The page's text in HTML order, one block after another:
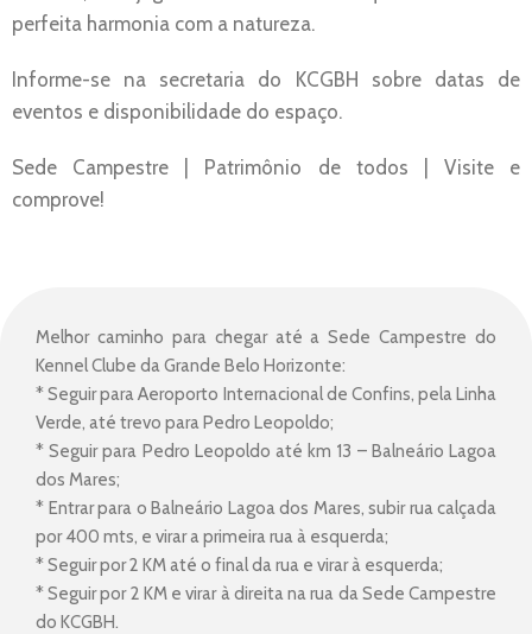
perfeita harmonia com a natureza.
Informe-se na secretaria do KCGBH sobre datas de
eventos e disponibilidade do espaço.
Sede Campestre | Patrimônio de todos | Visite e
comprove!
Melhor caminho para chegar até a Sede Campestre do
Kennel Clube da Grande Belo Horizonte:
* Seguir para Aeroporto Internacional de Confins, pela Linha
Verde, até trevo para Pedro Leopoldo;
* Seguir para Pedro Leopoldo até km 13 – Balneário Lagoa
dos Mares;
* Entrar para o Balneário Lagoa dos Mares, subir rua calçada
por 400 mts, e virar a primeira rua à esquerda;
* Seguir por 2 KM até o final da rua e virar à esquerda;
* Seguir por 2 KM e virar à direita na rua da Sede Campestre
do KCGBH.